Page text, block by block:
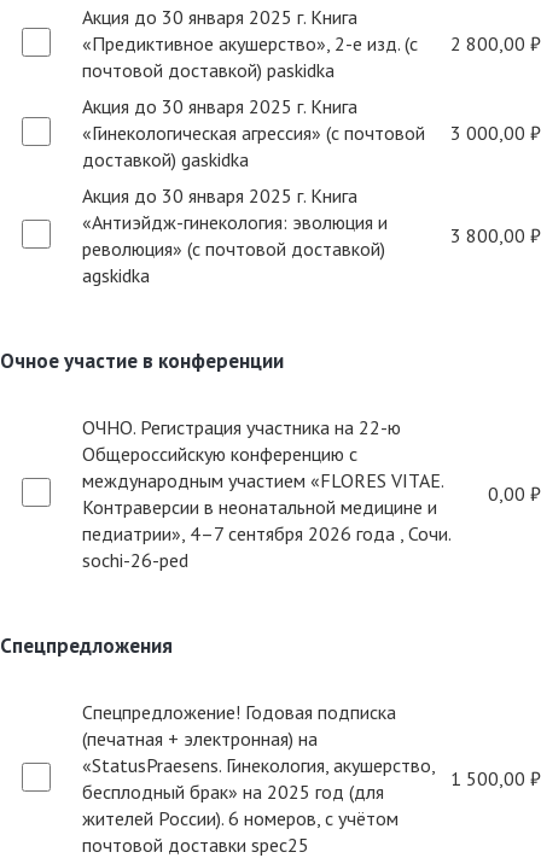
Акция до 30 января 2025 г. Книга
«Предиктивное акушерство», 2-е изд. (с
почтовой доставкой) paskidka
2 800,00 ₽
Акция до 30 января 2025 г. Книга
«Гинекологическая агрессия» (с почтовой
доставкой) gaskidka
3 000,00 ₽
Акция до 30 января 2025 г. Книга
«Антиэйдж-гинекология: эволюция и
революция» (с почтовой доставкой)
agskidka
3 800,00 ₽
Очное участие в конференции
ОЧНО. Регистрация участника на 22-ю
Общероссийскую конференцию с
международным участием «FLORES VITAE.
Контраверсии в неонатальной медицине и
педиатрии», 4–7 сентября 2026 года , Сочи.
sochi-26-ped
0,00 ₽
Спецпредложения
Спецпредложение! Годовая подписка
(печатная + электронная) на
«StatusPraesens. Гинекология, акушерство,
бесплодный брак» на 2025 год (для
жителей России). 6 номеров, с учётом
почтовой доставки spec25
1 500,00 ₽